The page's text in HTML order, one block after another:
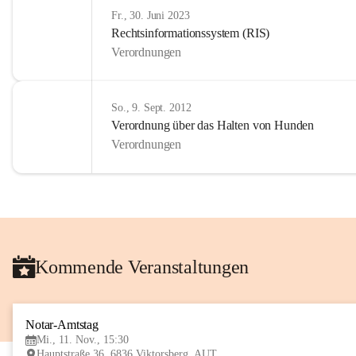
Fr., 30. Juni 2023
Rechtsinformationssystem (RIS)
Verordnungen
So., 9. Sept. 2012
Verordnung über das Halten von Hunden
Verordnungen
Kommende Veranstaltungen
Notar-Amtstag
Mi., 11. Nov., 15:30